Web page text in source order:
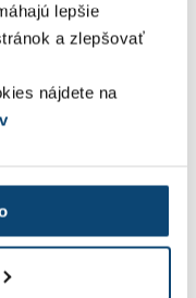
lepšie
a zlepšovať
nájdete na
náklady zo
do vášho
súm,